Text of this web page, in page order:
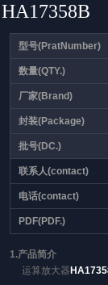
HA17358B
型号(PratNumber)
数量(QTY.)
厂家(Brand)
封装(Package)
批号(DC.)
联系人(contact)
电话(contact)
PDF(PDF.)
1.产品简介
运算放大器